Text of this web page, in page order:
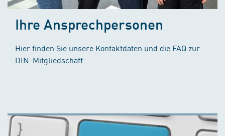
Ihre Ansprechpersonen
Hier finden Sie unsere Kontaktdaten und die FAQ zur
DIN-Mitgliedschaft.